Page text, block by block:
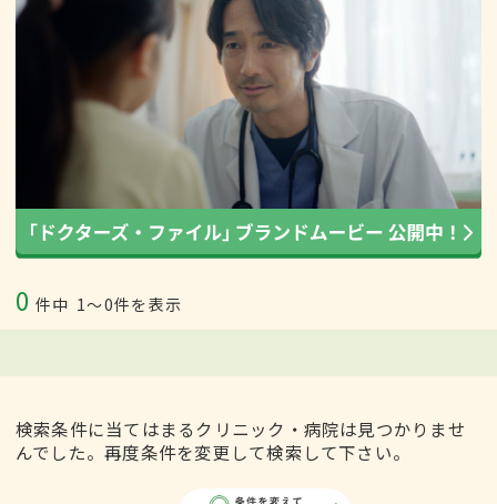
0 件中 1〜0件を表示
検索条件に当てはまるクリニック・病院は見つかりませ
んでした。再度条件を変更して検索して下さい。